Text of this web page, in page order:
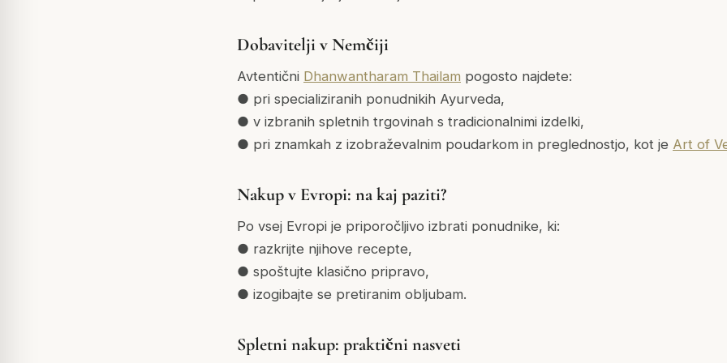
Dobavitelji v Nemčiji
Avtentični Dhanwantharam Thailam pogosto najdete:
● pri specializiranih ponudnikih Ayurveda,
● v izbranih spletnih trgovinah s tradicionalnimi izdelki,
● pri znamkah z izobraževalnim poudarkom in preglednostjo, kot je Art of
Nakup v Evropi: na kaj paziti?
Po vsej Evropi je priporočljivo izbrati ponudnike, ki:
● razkrijte njihove recepte,
● spoštujte klasično pripravo,
● izogibajte se pretiranim obljubam.
Spletni nakup: praktični nasveti